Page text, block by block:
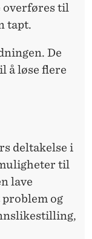
overføres til
tapt.
De
å løse flere
deltakelse i
til
lave
og